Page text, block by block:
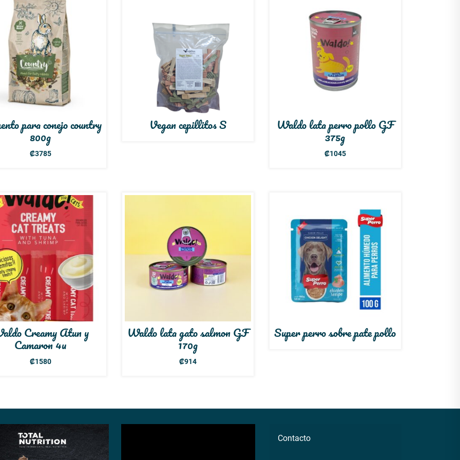
para conejo country
800g
₡3785
Vegan cepillitos S Waldo lata perro pollo GF
375g
₡1045
Creamy Atun y
Camaron 4u
₡1580
Waldo lata gato salmon GF
170g
₡914
Super perro sobre pate pollo
Contacto